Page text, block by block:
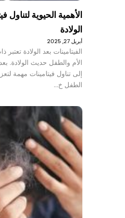
الأهمية الحيوية لتناول
الولادة
أبريل 27, 2025
الفيتامينات بعد الولادة
الأم والطفل حديث الولادة. بعد
إلى تناول فيتامينات مهمة
الطفل خ…